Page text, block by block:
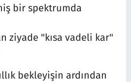
bir spektrumda
ziyade "kısa vadeli kar"
bekleyişin ardından